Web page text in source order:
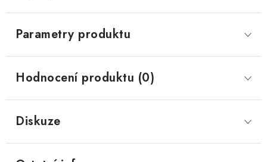
Parametry produktu
Hodnocení produktu (0)
Diskuze